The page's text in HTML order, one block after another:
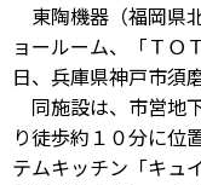
東陶機器（福岡県
ョールーム、「ＴＯ
日、兵庫県神戸市須
同施設は、市営地
り徒歩約１０分に位
テムキッチン「キュ